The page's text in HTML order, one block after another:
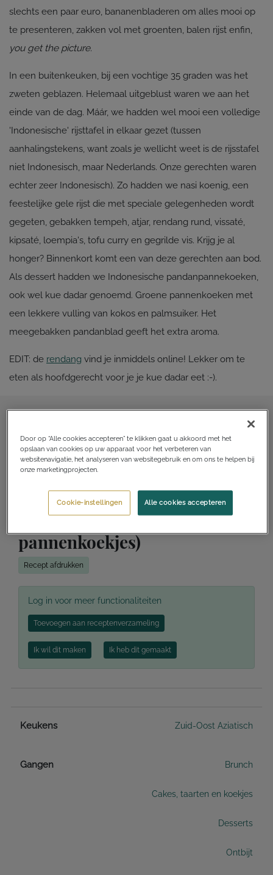
slechts een paar euro, bananenbladeren om alles mooi op
te presenteren, zakken vol met groenten, balen rijst enfin,
you get the picture.
In een buitenkeuken, bij een vochtige 35 graden was het
zweten geblazen. Helemaal uitgeblust waren we aan het
einde van de dag. Máár, we hadden wel mooi een volledige
'Indonesische' rijsttafel in elkaar gezet (tussen
aanhalingstekens, want zoals je wellicht weet is de rijsstafel
niet Indonesisch, maar Nederlands. Onze gerechten waren
echter zeer Indonesisch). Zo hadden we nasi koenig, een
feestelijke gele rijst die met speciale gelegenheden wordt
gegeten, gebakken tempeh, atjar, rendang rund, vissaté,
kipsaté, loempia's, tofu curry en gegrilde vis. Krijg je al
honger? Binnenkort komt een van deze gerechten aan bod.
Als dessert hadden we Indonesische pandanpannekoeken,
ook wel kue dadar genoemd. Groene pannenkoeken met
een lekkere vulling van kokos en palmsuiker. Het
meegebakken pandanblad geeft het extra aroma.
EDIT: de rendang vind je inmiddels online! Lekker om te
eten als hoofdgerecht voor je je kue dadar eet :-).
Kue dadar (pandan
pannenkoekjes)
Recept afdrukken
Log in voor meer functionaliteiten
Toevoegen aan receptenverzameling
Ik wil dit maken Ik heb dit gemaakt
Keukens Zuid-Oost Aziatisch
Gangen Brunch
Cakes, taarten en koekjes
Desserts
Ontbijt
Door op “Alle cookies accepteren” te klikken gaat u akkoord met het
opslaan van cookies op uw apparaat voor het verbeteren van
websitenavigatie, het analyseren van websitegebruik en om ons te helpen bij
onze marketingprojecten.
Alle cookies accepteren
Cookie-instellingen